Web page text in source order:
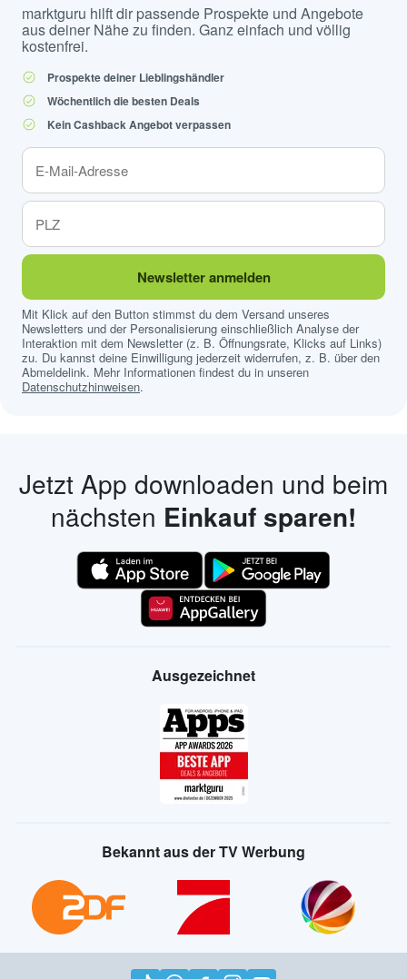
marktguru hilft dir passende Prospekte und Angebote
aus deiner Nähe zu finden. Ganz einfach und völlig
kostenfrei.
Prospekte deiner Lieblingshändler
Wöchentlich die besten Deals
Kein Cashback Angebot verpassen
Newsletter anmelden
Mit Klick auf den Button stimmst du dem Versand unseres
Newsletters und der Personalisierung einschließlich Analyse der
Interaktion mit dem Newsletter (z. B. Öffnungsrate, Klicks auf Links)
zu. Du kannst deine Einwilligung jederzeit widerrufen, z. B. über den
Abmeldelink. Mehr Informationen findest du in unseren
Datenschutzhinweisen.
Jetzt App downloaden und beim
nächsten Einkauf sparen!
Ausgezeichnet
Bekannt aus der TV Werbung